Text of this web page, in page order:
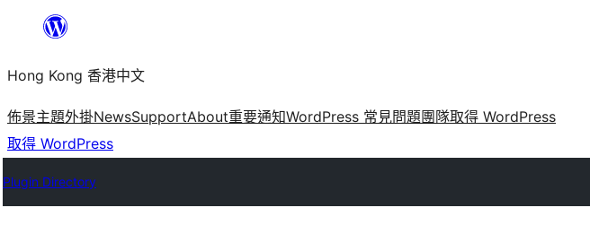
主
要
內
容
Hong Kong 香港中文
佈景主題外掛NewsSupportAbout重要通知WordPress 常見問題團隊取得 WordPress
取得 WordPress
Plugin Directory